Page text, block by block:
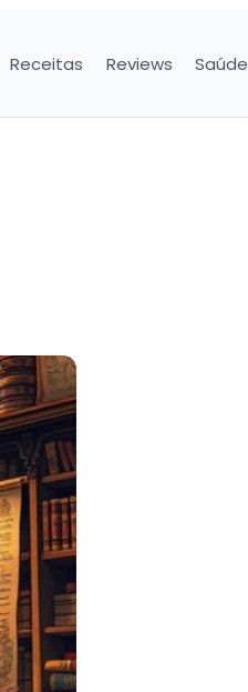
Receitas Reviews Saúde